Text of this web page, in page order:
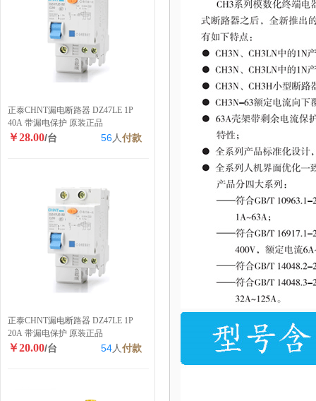
正泰CHNT漏电断路器 DZ47LE 1P
40A 带漏电保护 原装正品
￥28.00/台 56人付款
正泰CHNT漏电断路器 DZ47LE 1P
20A 带漏电保护 原装正品
￥20.00/台 54人付款